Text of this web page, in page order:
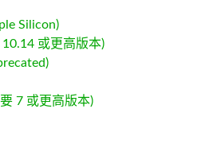
Silicon)
10.14 或更高版本)
7 或更高版本)